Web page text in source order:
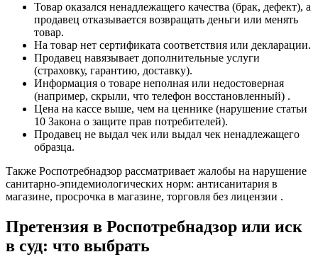
Товар оказался ненадлежащего качества (брак, дефект), а
продавец отказывается возвращать деньги или менять
товар.
На товар нет сертификата соответствия или декларации.
Продавец навязывает дополнительные услуги
(страховку, гарантию, доставку).
Информация о товаре неполная или недостоверная
(например, скрыли, что телефон восстановленный) .
Цена на кассе выше, чем на ценнике (нарушение статьи
10 Закона о защите прав потребителей).
Продавец не выдал чек или выдал чек ненадлежащего
образца.
Также Роспотребнадзор рассматривает жалобы на нарушение
санитарно-эпидемиологических норм: антисанитария в
магазине, просрочка в магазине, торговля без лицензии .
Претензия в Роспотребнадзор или иск
в суд: что выбрать